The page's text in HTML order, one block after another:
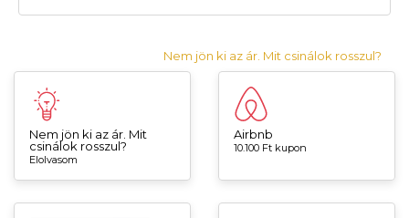
Nem jön ki az ár. Mit csinálok rosszul?
Nem jön ki az ár. Mit
csinálok rosszul?
Elolvasom
Airbnb
10.100 Ft kupon